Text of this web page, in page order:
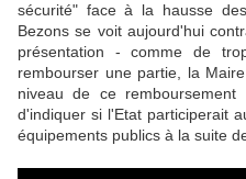
sécurité" face à la hausse
Bezons se voit aujourd'hui
présentation - comme de
rembourser une partie, la
niveau de ce
d'indiquer si l'Etat participerait
équipements publics à la suite